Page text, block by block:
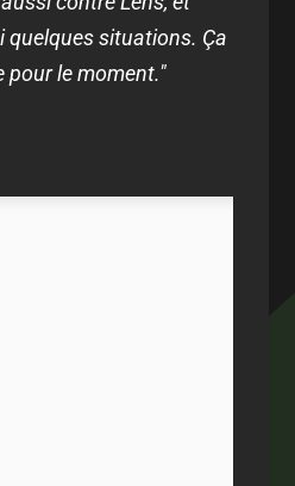
quelques situations. Ça
pour le moment."